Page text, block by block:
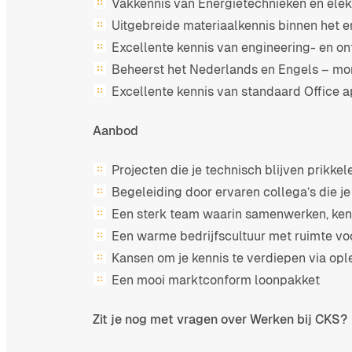
Vakkennis van Energietechnieken en
Uitgebreide materiaalkennis binnen het
Excellente kennis van engineering- en
Beheerst het Nederlands en Engels –
Excellente kennis van standaard Office
Aanbod
Projecten die je technisch blijven
Begeleiding door ervaren collega’s die
Een sterk team waarin samenwerken,
Een warme bedrijfscultuur met ruimte
Kansen om je kennis te verdiepen via
Een mooi marktconform loonpakket
Zit je nog met vragen over Werken bij CKS?